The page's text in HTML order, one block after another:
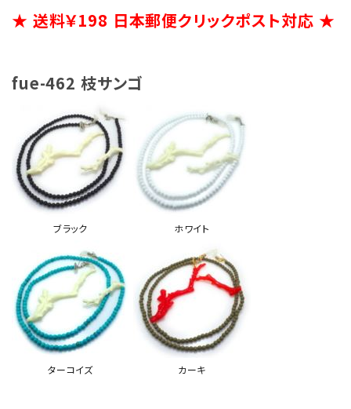
★ 送料￥198 日本郵便クリックポスト対応 ★
fue-462 枝サンゴ
ブラック ホワイト
ターコイズ カーキ